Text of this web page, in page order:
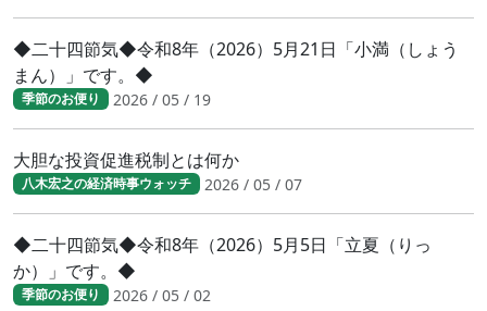
◆二十四節気◆令和8年（2026）5月21日「小満（しょう
まん）」です。◆
季節のお便り 2026 / 05 / 19
大胆な投資促進税制とは何か
八木宏之の経済時事ウォッチ 2026 / 05 / 07
◆二十四節気◆令和8年（2026）5月5日「立夏（りっ
か）」です。◆
季節のお便り 2026 / 05 / 02